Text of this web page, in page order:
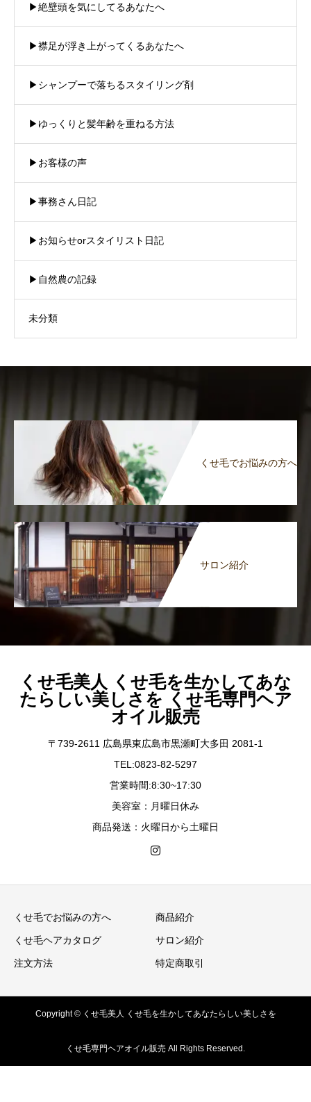
▶︎絶壁頭を気にしてるあなたへ
▶︎襟足が浮き上がってくるあなたへ
▶︎シャンプーで落ちるスタイリング剤
▶︎ゆっくりと髪年齢を重ねる方法
▶︎お客様の声
▶︎事務さん日記
▶︎お知らせorスタイリスト日記
▶︎自然農の記録
未分類
くせ毛でお悩みの方へ
サロン紹介
くせ毛美人 くせ毛を生かしてあな
たらしい美しさを くせ毛専門ヘア
オイル販売
〒739-2611 広島県東広島市黒瀬町大多田 2081-1
TEL:0823-82-5297
営業時間:8:30~17:30
美容室：月曜日休み
商品発送：火曜日から土曜日
くせ毛でお悩みの方へ 商品紹介
くせ毛ヘアカタログ サロン紹介
注文方法 特定商取引
Copyright © くせ毛美人 くせ毛を生かしてあなたらしい美しさを
くせ毛専門ヘアオイル販売 All Rights Reserved.